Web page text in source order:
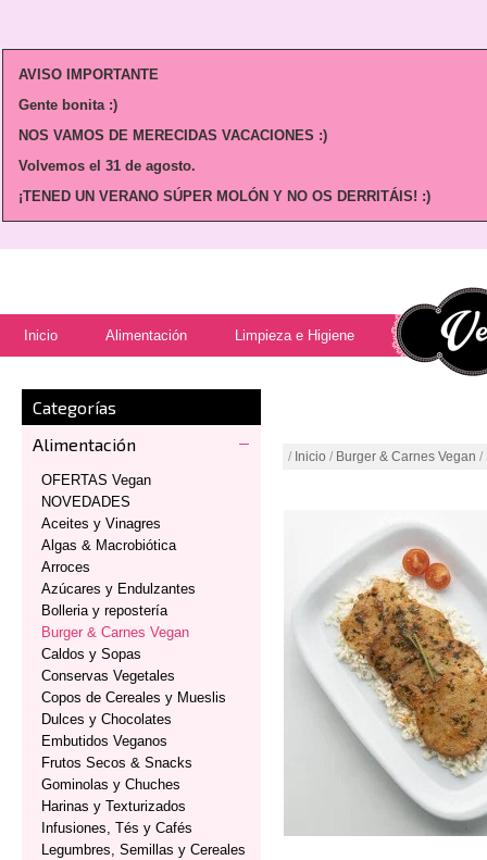
AVISO IMPORTANTE
Gente bonita :)
NOS VAMOS DE MERECIDAS VACACIONES :)
Volvemos el 31 de agosto.
¡TENED UN VERANO SÚPER MOLÓN Y NO OS DERRITÁIS! :)
Inicio Alimentación Limpieza e Higiene
Categorías
Alimentación
OFERTAS Vegan
NOVEDADES
Aceites y Vinagres
Algas & Macrobiótica
Arroces
Azúcares y Endulzantes
Bolleria y repostería
Burger & Carnes Vegan
Caldos y Sopas
Conservas Vegetales
Copos de Cereales y Mueslis
Dulces y Chocolates
Embutidos Veganos
Frutos Secos & Snacks
Gominolas y Chuches
Harinas y Texturizados
Infusiones, Tés y Cafés
Legumbres, Semillas y Cereales
/ Inicio / Burger & Carnes Vegan /